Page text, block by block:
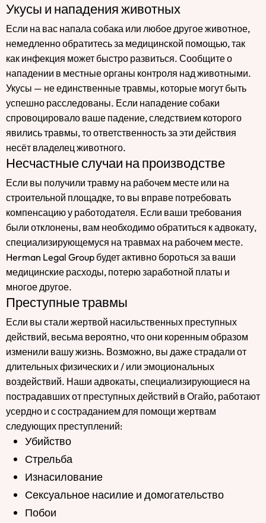
Укусы и нападения животных
Если на вас напала собака или любое другое животное,
немедленно обратитесь за медицинской помощью, так
как инфекция может быстро развиться. Сообщите о
нападении в местные органы контроля над животными.
Укусы — не единственные травмы, которые могут быть
успешно расследованы. Если нападение собаки
спровоцировало ваше падение, следствием которого
явились травмы, то ответственность за эти действия
несёт владелец животного.
Несчастные случаи на производстве
Если вы получили травму на рабочем месте или на
строительной площадке, то вы вправе потребовать
компенсацию у работодателя. Если ваши требования
были отклонены, вам необходимо обратиться к адвокату,
специализирующемуся на травмах на рабочем месте.
Herman Legal Group будет активно бороться за ваши
медицинские расходы, потерю заработной платы и
многое другое.
Преступные травмы
Если вы стали жертвой насильственных преступных
действий, весьма вероятно, что они коренным образом
изменили вашу жизнь. Возможно, вы даже страдали от
длительных физических и / или эмоциональных
воздействий. Наши адвокаты, специализирующиеся на
пострадавших от преступных действий в Огайо, работают
усердно и с состраданием для помощи жертвам
следующих преступлений:
Убийство
Стрельба
Изнасилование
Сексуальное насилие и домогательство
Побои